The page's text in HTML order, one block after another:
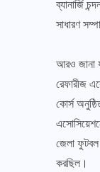
ব্যানার্জি
সাধারণ
আরও জানা
রেফারীজ
কোর্স
জেলা ফুটবল
করছিল।